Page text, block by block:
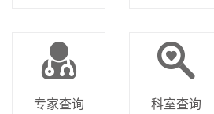
专家查询 科室查询